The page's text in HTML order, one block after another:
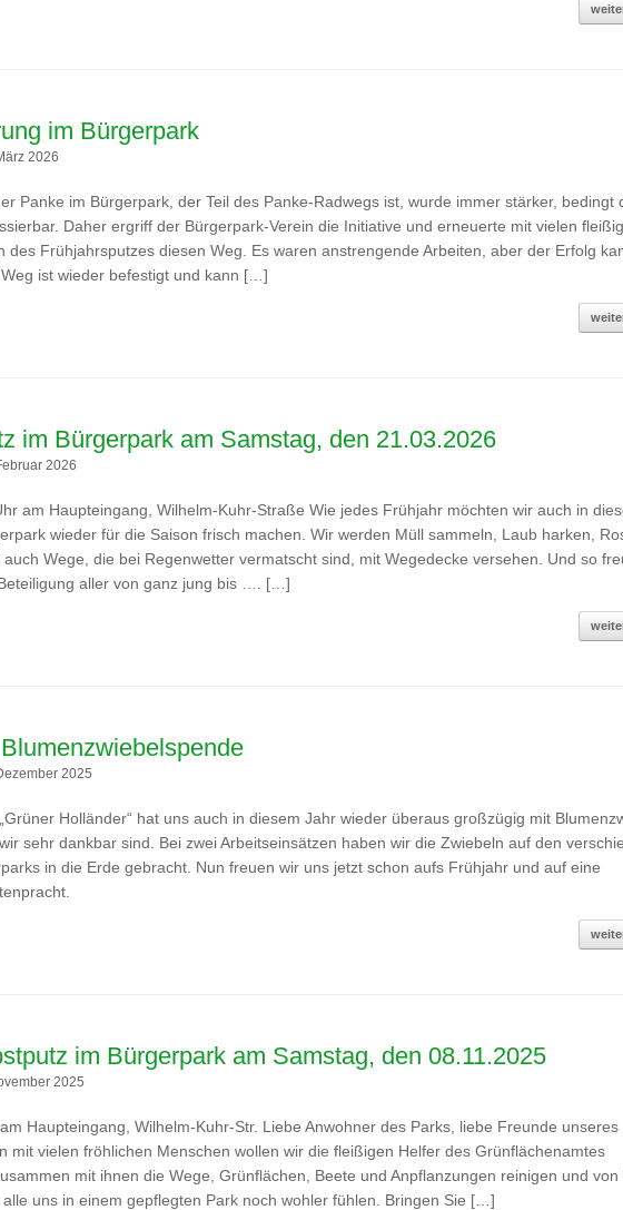
im Bürgerpark
2026
Panke im Bürgerpark, der Teil des Panke-Radwegs ist, wurde immer stärker, bedingt
Daher ergriff der Bürgerpark-Verein die Initiative und erneuerte mit vielen
des Frühjahrsputzes diesen Weg. Es waren anstrengende Arbeiten, aber der Erfolg
ist wieder befestigt und kann […]
im Bürgerpark am Samstag, den 21.03.2026
2026
am Haupteingang, Wilhelm-Kuhr-Straße Wie jedes Frühjahr möchten wir auch in
wieder für die Saison frisch machen. Wir werden Müll sammeln, Laub harken,
Wege, die bei Regenwetter vermatscht sind, mit Wegedecke versehen. Und so
aller von ganz jung bis …. […]
2025
Holländer“ hat uns auch in diesem Jahr wieder überaus großzügig mit
sehr dankbar sind. Bei zwei Arbeitseinsätzen haben wir die Zwiebeln auf den
in die Erde gebracht. Nun freuen wir uns jetzt schon aufs Frühjahr und auf eine
im Bürgerpark am Samstag, den 08.11.2025
2025
Haupteingang, Wilhelm-Kuhr-Str. Liebe Anwohner des Parks, liebe Freunde unseres
mit vielen fröhlichen Menschen wollen wir die fleißigen Helfer des Grünflächenamtes
mit ihnen die Wege, Grünflächen, Beete und Anpflanzungen reinigen und von
uns in einem gepflegten Park noch wohler fühlen. Bringen Sie […]